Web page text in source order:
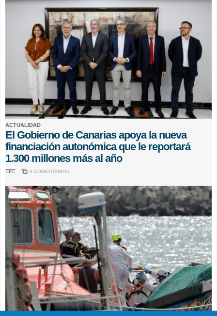
ACTUALIDAD
El Gobierno de Canarias apoya la nueva
financiación autonómica que le reportará
1.300 millones más al año
EFE 0 COMENTARIOS